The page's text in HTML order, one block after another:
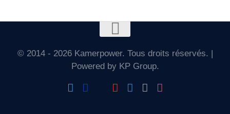
© 2014 - 2026 Kamerpower. Tous droits réservés. |
Powered by KP Group.